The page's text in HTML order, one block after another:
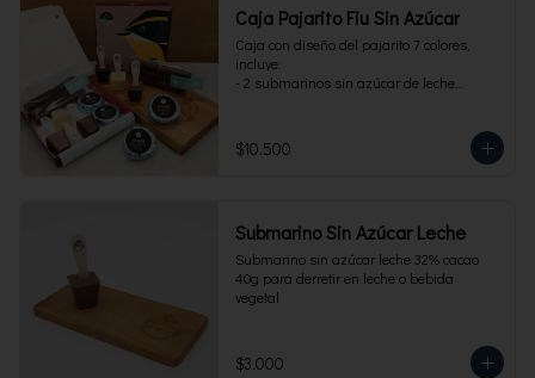
Caja Pajarito Fiu Sin Azúcar
Caja con diseño del pajarito 7 colores,
incluye:
- 2 submarinos sin azúcar de leche
$10.500
Submarino Sin Azúcar Leche
Submarino sin azúcar leche 32% cacao
40g para derretir en leche o bebida
vegetal
$3.000